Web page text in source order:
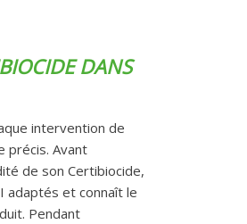
DANS
intervention de
précis. Avant
de son Certibiocide,
adaptés et connaît le
Pendant